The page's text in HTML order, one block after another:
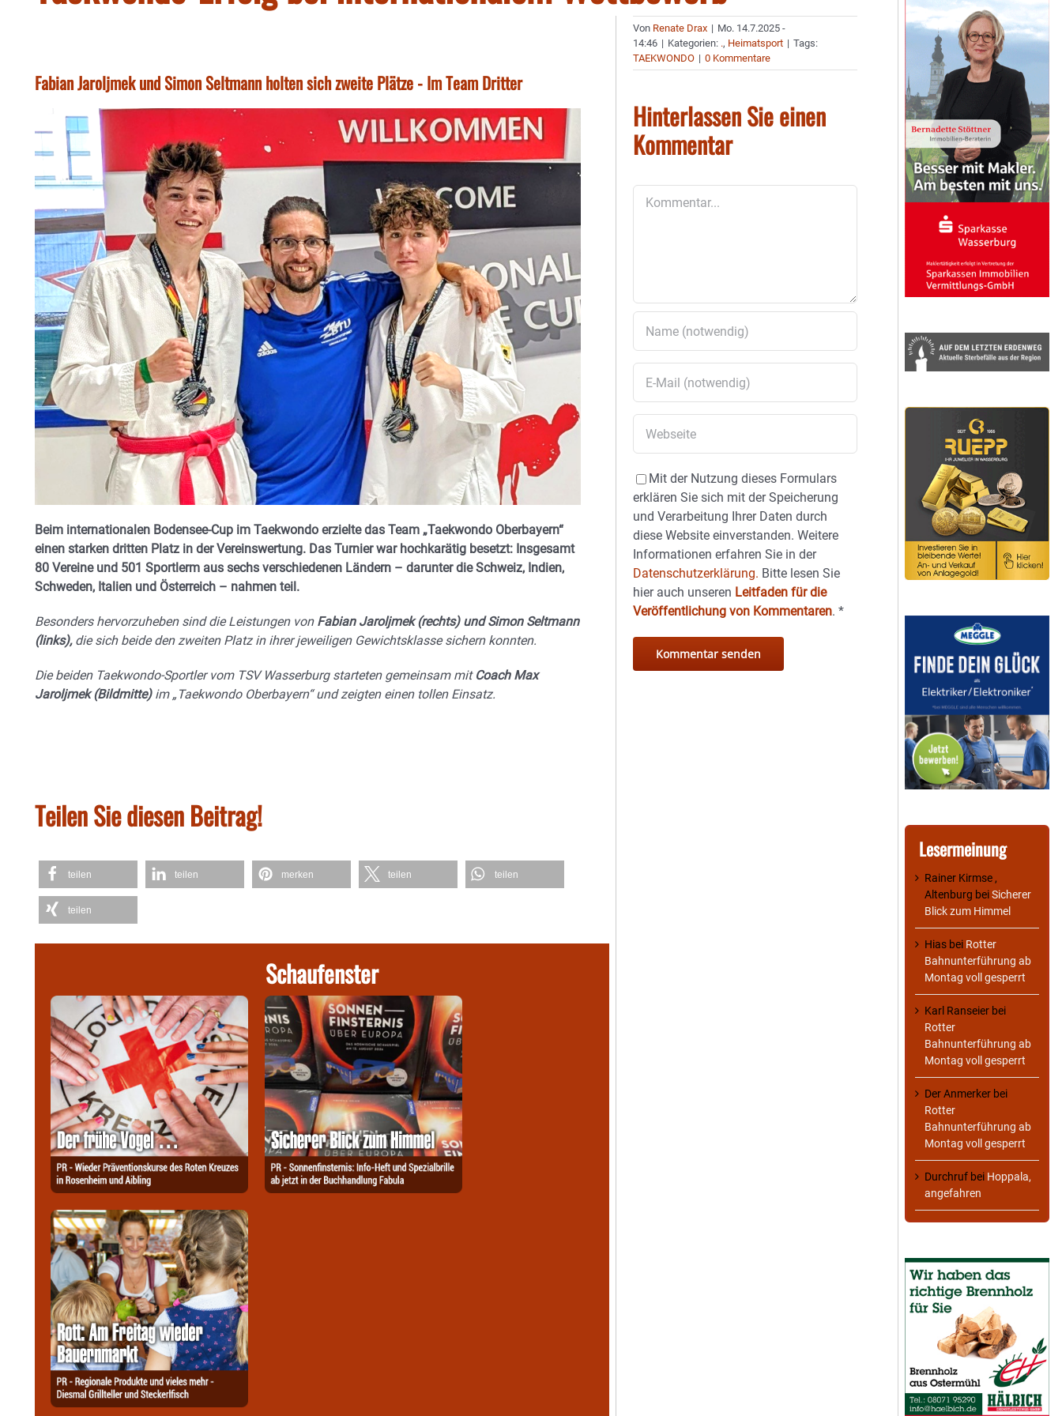
Fabian Jaroljmek und Simon Seltmann holten sich zweite Plätze - Im Team Dritter
Beim internationalen Bodensee-Cup im Taekwondo erzielte das Team „Taekwondo Oberbayern“
einen starken dritten Platz in der Vereinswertung. Das Turnier war hochkarätig besetzt: Insgesamt
80 Vereine und 501 Sportlerm aus sechs verschiedenen Ländern – darunter die Schweiz, Indien,
Schweden, Italien und Österreich – nahmen teil.
Besonders hervorzuheben sind die Leistungen von Fabian Jaroljmek (rechts) und Simon Seltmann
(links),die sich beide den zweiten Platz in ihrer jeweiligen Gewichtsklasse sichern konnten.
Die beiden Taekwondo-Sportler vom TSV Wasserburg starteten gemeinsam mit Coach Max
Jaroljmek (Bildmitte)im „Taekwondo Oberbayern“ und zeigten einen tollen Einsatz.
Teilen Sie diesen Beitrag!
teilen teilen merken teilen teilen
teilen
Schaufenster
Von Renate Drax | Mo. 14.7.2025 -
14:46 | Kategorien: ., Heimatsport | Tags:
TAEKWONDO | 0 Kommentare
Hinterlassen Sie einen
Kommentar
Mit der Nutzung dieses Formulars
erklären Sie sich mit der Speicherung
und Verarbeitung Ihrer Daten durch
diese Website einverstanden. Weitere
Informationen erfahren Sie in der
Datenschutzerklärung. Bitte lesen Sie
hier auch unseren Leitfaden für die
Veröffentlichung von Kommentaren.*
Lesermeinung
Rainer Kirmse ,
Altenburg beiSicherer
Blick zum Himmel
Hias bei Rotter
Bahnunterführung ab
Montag voll gesperrt
Karl Ranseier bei
Rotter
Bahnunterführung ab
Montag voll gesperrt
Der Anmerker bei
Rotter
Bahnunterführung ab
Montag voll gesperrt
Durchruf bei Hoppala,
angefahren